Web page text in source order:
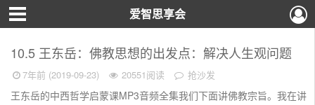
爱智思享会
10.5 王东岳：佛教思想的出发点：解决人生观问题
7年前 (2019-09-23) 20551阅读 抢沙发
王东岳的中西哲学启蒙课MP3音频全集我们下面讲佛教宗旨。我在讲